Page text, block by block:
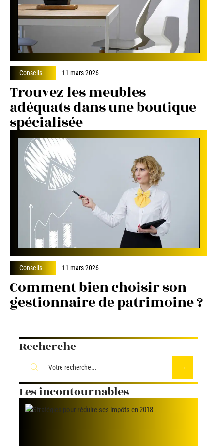
Conseils 11 mars 2026
Trouvez les meubles
adéquats dans une boutique
spécialisée
Conseils 11 mars 2026
Comment bien choisir son
gestionnaire de patrimoine ?
Recherche
Les incontournables